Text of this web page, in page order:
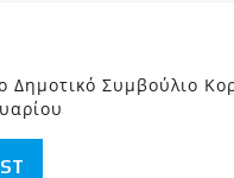
Δημοτικό Συμβούλιο